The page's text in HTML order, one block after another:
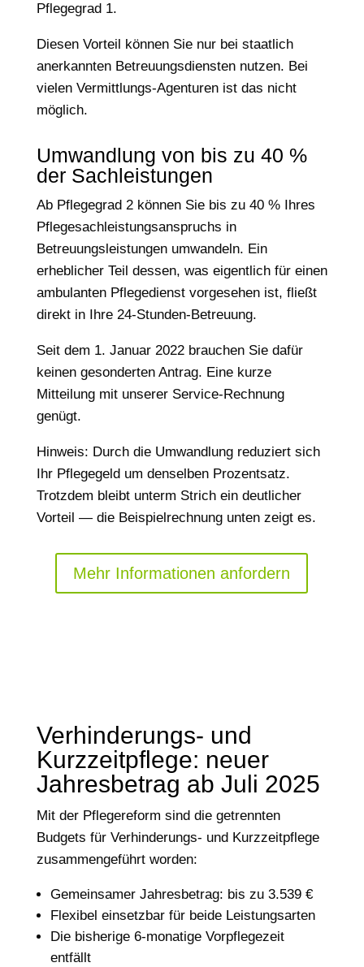
Pflegegrad 1.
Diesen Vorteil können Sie nur bei staatlich
anerkannten Betreuungsdiensten nutzen. Bei
vielen Vermittlungs-Agenturen ist das nicht
möglich.
Umwandlung von bis zu 40 %
der Sachleistungen
Ab Pflegegrad 2 können Sie bis zu 40 % Ihres
Pflegesachleistungsanspruchs in
Betreuungsleistungen umwandeln. Ein
erheblicher Teil dessen, was eigentlich für einen
ambulanten Pflegedienst vorgesehen ist, fließt
direkt in Ihre 24-Stunden-Betreuung.
Seit dem 1. Januar 2022 brauchen Sie dafür
keinen gesonderten Antrag. Eine kurze
Mitteilung mit unserer Service-Rechnung
genügt.
Hinweis: Durch die Umwandlung reduziert sich
Ihr Pflegegeld um denselben Prozentsatz.
Trotzdem bleibt unterm Strich ein deutlicher
Vorteil — die Beispielrechnung unten zeigt es.
Mehr Informationen anfordern
Verhinderungs- und
Kurzzeitpflege: neuer
Jahresbetrag ab Juli 2025
Mit der Pflegereform sind die getrennten
Budgets für Verhinderungs- und Kurzzeitpflege
zusammengeführt worden:
Gemeinsamer Jahresbetrag: bis zu 3.539 €
Flexibel einsetzbar für beide Leistungsarten
Die bisherige 6-monatige Vorpflegezeit
entfällt